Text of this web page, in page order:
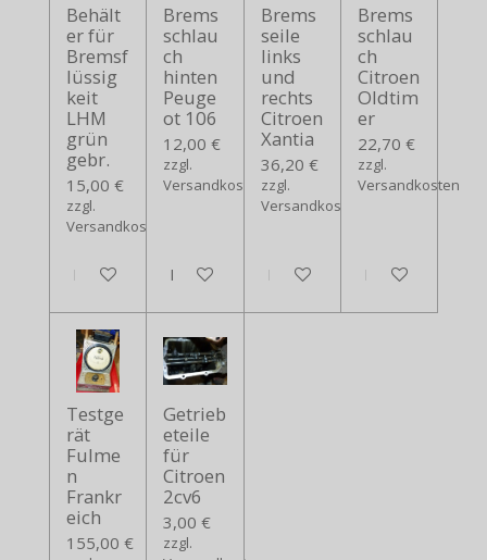
Behält
er für
Bremsf
lüssig
keit
LHM
grün
gebr.
15,00 €
zzgl.
Versandkosten
In den Warenkorb
Brems
schlau
ch
hinten
Peuge
ot 106
12,00 €
zzgl.
Versandkosten
In den Warenkorb
Brems
seile
links
und
rechts
Citroen
Xantia
36,20 €
zzgl.
Versandkosten
In den Warenkorb
Brems
schlau
ch
Citroen
Oldtim
er
22,70 €
zzgl.
Versandkosten
In den
Testge
rät
Fulme
n
Frankr
eich
155,00 €
Getrieb
eteile
für
Citroen
2cv6
3,00 €
zzgl.